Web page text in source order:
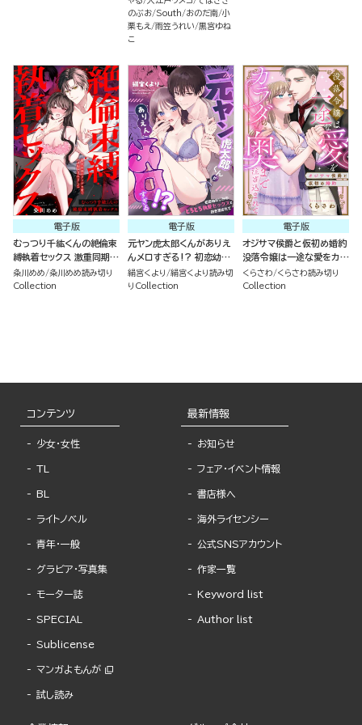
のぶお South おのだ南 小
栗もえ
雨笠うれい 黒宮ゆね
こ
電子版
むっつり千紘くんの絶倫束
縛執着セックス 激重同期の
クソデカ愛でハメ堕とされ
ました（単話版）
粂川めめ 粂川めめ読み切り
Collection
電子版
元ヤン虎太郎くんがありえ
んメロすぎる!? 初恋幼な
じみのとろとろ執愛セック
スで抱き潰されて（単話版）
絹宮くより
絹宮くより読み切
りCollection
電子版
オジサマ侯爵と仮初め婚約
没落令嬢は一途な愛をカラ
ダの奥まで注ぎ込まれて
（単話版）
くらさわ
くらさわ読み切り
Collection
コンテンツ
少女・女性
TL
BL
ライトノベル
青年・一般
グラビア・写真集
モーター誌
SPECIAL
Sublicense
マンガよもんが
試し読み
最新情報
お知らせ
フェア・イベント情報
書店様へ
海外ライセンシー
公式SNSアカウント
作家一覧
Keyword list
Author list